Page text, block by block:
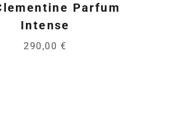
Parfum
Intense
290,00 €